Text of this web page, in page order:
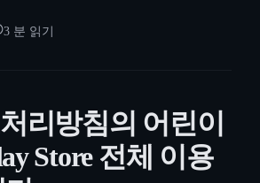
3 분 읽기
리방침의 어린이
Store 전체 이용